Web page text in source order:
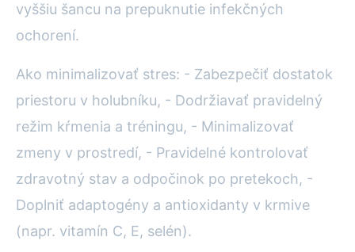
vyššiu šancu na prepuknutie infekčných
ochorení.
Ako minimalizovať stres: - Zabezpečiť dostatok
priestoru v holubníku, - Dodržiavať pravidelný
režim kŕmenia a tréningu, - Minimalizovať
zmeny v prostredí, - Pravidelné kontrolovať
zdravotný stav a odpočinok po pretekoch, -
Doplniť adaptogény a antioxidanty v krmive
(napr. vitamín C, E, selén).